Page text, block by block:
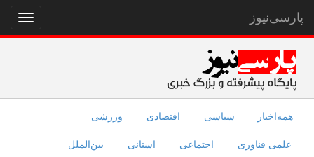
نمایش
منو
پارسی‌نیوز
همه‌اخبار سیاسی اقتصادی ورزشی
علمی فناوری اجتماعی استانی بین‌الملل